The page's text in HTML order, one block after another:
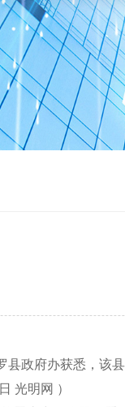
政府办获悉，该
光明网 ）